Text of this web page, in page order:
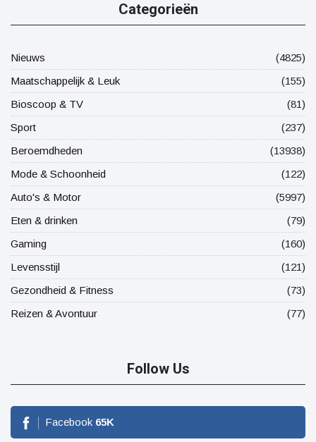
Categorieën
Nieuws
(4825)
Maatschappelijk & Leuk
(155)
Bioscoop & TV
(81)
Sport
(237)
Beroemdheden
(13938)
Mode & Schoonheid
(122)
Auto's & Motor
(5997)
Eten & drinken
(79)
Gaming
(160)
Levensstijl
(121)
Gezondheid & Fitness
(73)
Reizen & Avontuur
(77)
Follow Us
Facebook 65K